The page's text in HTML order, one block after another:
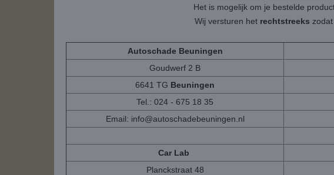
Het is mogelijk om je bestelde
Wij versturen het rechtstreeks
Autoschade Beuningen
Goudwerf 2 B
6641 TG Beuningen
Tel.: 024 - 675 18 35
Email: info@autoschadebeuningen.nl
Car Lab
Planckstraat 48